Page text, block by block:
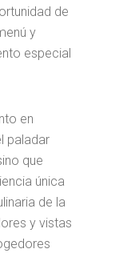
de
y
especial
en
paladar
que
única
de la
y vistas